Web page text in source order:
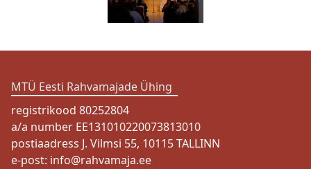
MTÜ Eesti Rahvamajade Ühing
registrikood 80252804
a/a number EE131010220073813010
postiaadress J. Vilmsi 55, 10115 TALLINN
e-post: info@rahvamaja.ee